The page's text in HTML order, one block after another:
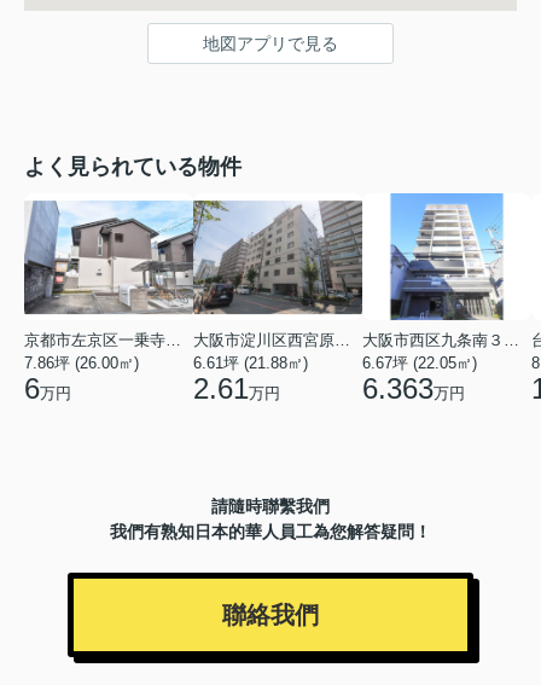
地図アプリで見る
よく見られている物件
京都市左京区一乗寺北大丸町
7.86坪 (26.00㎡)
6万円
大阪市淀川区西宮原３丁目
6.61坪 (21.88㎡)
2.61万円
大阪市西区九条南３丁目
6.67坪 (22.05㎡)
6.363万円
請隨時聯繫我們
我們有熟知日本的華人員工為您解答疑問！
聯絡我們